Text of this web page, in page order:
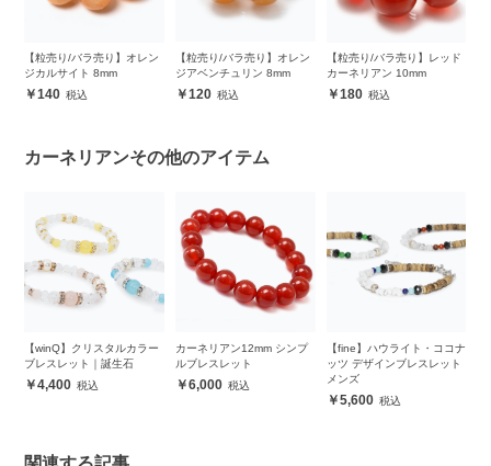
【粒売り/バラ売り】オレン
ジカルサイト 8mm
140
【粒売り/バラ売り】オレン
ジアベンチュリン 8mm
120
【粒売り/バラ売り】レッド
カーネリアン 10mm
180
カーネリアンその他のアイテム
【winQ】クリスタルカラー
ブレスレット｜誕生石
4,400
カーネリアン12mm シンプ
ルブレスレット
6,000
【fine】ハウライト・ココナ
ッツ デザインブレスレット
メンズ
5,600